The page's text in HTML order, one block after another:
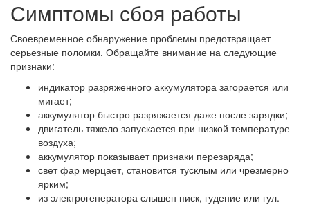
Симптомы сбоя работы
Своевременное обнаружение проблемы предотвращает
серьезные поломки. Обращайте внимание на следующие
признаки:
индикатор разряженного аккумулятора загорается или
мигает;
аккумулятор быстро разряжается даже после зарядки;
двигатель тяжело запускается при низкой температуре
воздуха;
аккумулятор показывает признаки перезаряда;
свет фар мерцает, становится тусклым или чрезмерно
ярким;
из электрогенератора слышен писк, гудение или гул.